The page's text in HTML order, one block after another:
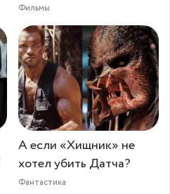
Фильмы
А если «Хищник» не
хотел убить Датча?
Фантастика